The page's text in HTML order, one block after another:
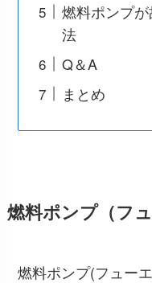
燃料ポンプ
法
Q＆A
まとめ
燃料ポンプ（フ
燃料ポンプ(フュー